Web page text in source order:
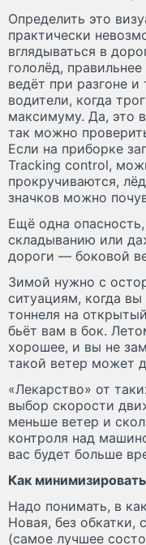
Определить это
практически
вглядываться в
гололёд,
ведёт при разгоне
водители, когда
максимуму. Да, это
так можно
Если на приборке
Tracking control,
прокручиваются,
значков можно
Ещё одна
складыванию или
дороги — боковой
Зимой нужно с
ситуациям, когда
тоннеля на
бьёт вам в бок.
хорошее, и вы не
такой ветер может
«Лекарство» от
выбор скорости
меньше ветер и
контроля над
вас будет больше
Как
Надо понимать, в
Новая, без обкатки,
(самое лучшее